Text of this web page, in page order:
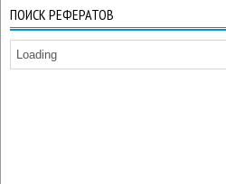
ПОИСК РЕФЕРАТОВ
Loading